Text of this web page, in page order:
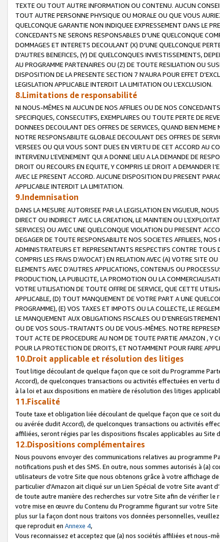
TEXTE OU TOUT AUTRE INFORMATION OU CONTENU. AUCUN
TOUT AUTRE PERSONNE PHYSIQUE OU MORALE OU QUE VOUS
QUELCONQUE GARANTIE NON INDIQUEE EXPRESSEMENT DANS LE
CONCEDANTS NE SERONS RESPONSABLES D’UNE QUELCONQUE
DOMMAGES ET INTERETS DECOULANT (X) D'UNE QUELCONQUE
D'AUTRES BENEFICES, (Y) DE QUELCONQUES INVESTISSEMENTS,
AU PROGRAMME PARTENAIRES OU (Z) DE TOUTE RESILIATION OU
DISPOSITION DE LA PRESENTE SECTION 7 N'AURA POUR EFFET
LEGISLATION APPLICABLE INTERDIT LA LIMITATION OU L’EXCLUSION.
8.Limitations de responsabilité
NI NOUS-MÊMES NI AUCUN DE NOS AFFILIES OU DE NOS
SPECIFIQUES, CONSECUTIFS, EXEMPLAIRES OU TOUTE PERTE DE
DONNEES DECOULANT DES OFFRES DE SERVICES, QUAND BIEN
NOTRE RESPONSABILITE GLOBALE DECOULANT DES OFFRES DE
VERSEES OU QUI VOUS SONT DUES EN VERTU DE CET ACCORD AU
INTERVENU L’EVENEMENT QUI A DONNE LIEU A LA DEMANDE DE
DROIT OU RECOURS EN EQUITE, Y COMPRIS LE DROIT A DEMANDER
AVEC LE PRESENT ACCORD. AUCUNE DISPOSITION DU PRESENT
APPLICABLE INTERDIT LA LIMITATION.
9.Indemnisation
DANS LA MESURE AUTORISEE PAR LA LEGISLATION EN VIGUEUR,
DIRECT OU INDIRECT AVEC LA CREATION, LE MAINTIEN OU
SERVICES) OU AVEC UNE QUELCONQUE VIOLATION DU PRESENT
DEGAGER DE TOUTE RESPONSABILITE NOS SOCIETES AFFILIEES,
ADMINISTRATEURS ET REPRESENTANTS RESPECTIFS CONTRE
COMPRIS LES FRAIS D’AVOCAT) EN RELATION AVEC (A) VOTRE SITE
ELEMENTS AVEC D’AUTRES APPLICATIONS, CONTENUS OU
PRODUCTION, LA PUBLICITE, LA PROMOTION OU LA
VOTRE UTILISATION DE TOUTE OFFRE DE SERVICE, QUE CETTE
APPLICABLE, (D) TOUT MANQUEMENT DE VOTRE PART A UNE
PROGRAMME), (E) VOS TAXES ET IMPOTS OU LA COLLECTE, LE
LE MANQUEMENT AUX OBLIGATIONS FISCALES OU
OU DE VOS SOUS-TRAITANTS OU DE VOUS-MÊMES. NOTRE
TOUT ACTE DE PROCEDURE AU NOM DE TOUTE PARTIE AMAZON , Y
POUR LA PROTECTION DE DROITS, ET NOTAMMENT POUR FAIRE
10.Droit applicable et résolution des litiges
Tout litige découlant de quelque façon que ce soit du Programme
Accord), de quelconques transactions ou activités effectuées en vertu
à la loi et aux dispositions en matière de résolution des litiges
11.Fiscalité
Toute taxe et obligation liée découlant de quelque façon que ce soit
ou avérée dudit Accord), de quelconques transactions ou activités
affiliées, seront régies par les dispositions fiscales applicables au Site
12.Dispositions complémentaires
Nous pouvons envoyer des communications relatives au programme
notifications push et des SMS. En outre, nous sommes autorisés à
utilisateurs de votre Site que nous obtenons grâce à votre affichage
particulier d'Amazon ait cliqué sur un Lien Spécial de votre Site avant
de toute autre manière des recherches sur votre Site afin de vérifier
votre mise en œuvre du Contenu du Programme figurant sur votre
plus sur la façon dont nous traitons vos données personnelles,
que reproduit en Annexe 4,
Vous reconnaissez et acceptez que (a) nos sociétés affiliées et nous-